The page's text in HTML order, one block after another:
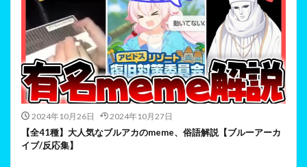
2024年10月26日 2024年10月27日
【全41種】大人気なブルアカのmeme、俗語解説【ブルーアーカ
イブ/反応集】